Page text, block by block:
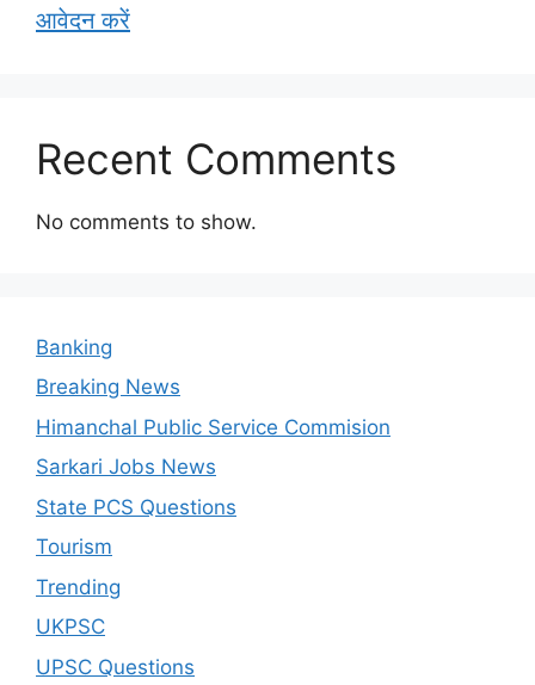
आवेदन करें
Recent Comments
No comments to show.
Banking
Breaking News
Himanchal Public Service Commision
Sarkari Jobs News
State PCS Questions
Tourism
Trending
UKPSC
UPSC Questions